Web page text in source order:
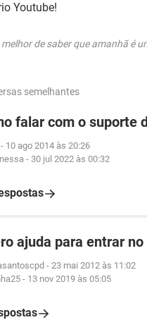
Youtube!
de saber que amanhã é
semelhantes
falar com o suporte
- 10 ago 2014 às 20:26
- 30 jul 2022 às 00:32
ajuda para entrar
- 23 mai 2012 às 11:02
- 13 nov 2019 às 05:05